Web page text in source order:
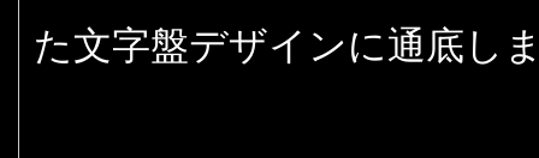
た文字盤デザインに通底し